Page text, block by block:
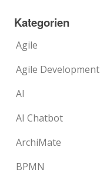
Kategorien
Agile
Agile Development
AI
AI Chatbot
ArchiMate
BPMN